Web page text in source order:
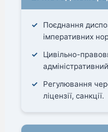
Поєднання
імперативних
Цивільно-
Регулювання
ліцензії, санкції.